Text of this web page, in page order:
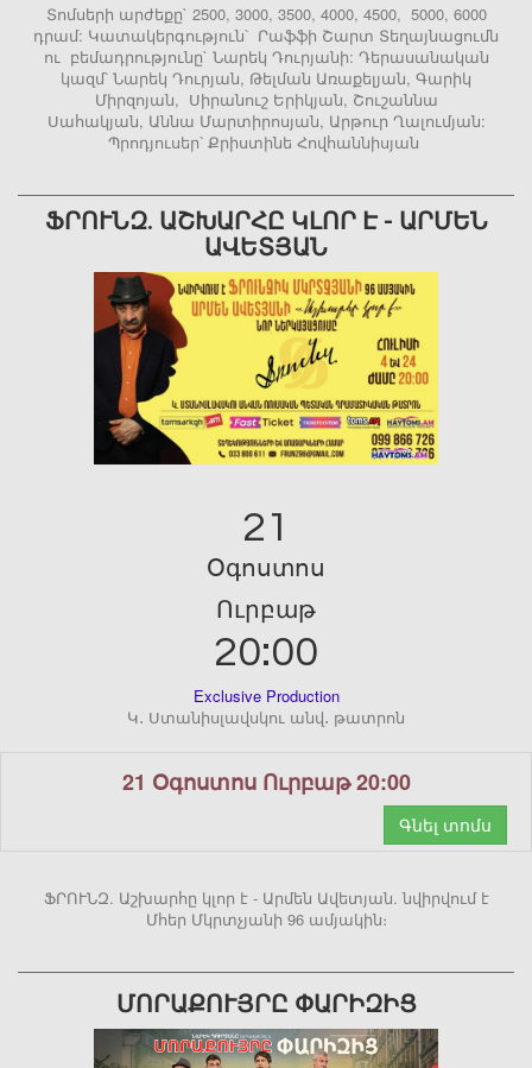
Տոմսերի արժեքը` 2500, 3000, 3500, 4000, 4500, 5000, 6000
դրամ: Կատակերգություն՝ Րաֆֆի Շարտ Տեղայնացումն
ու բեմադրությունը` Նարեկ Դուրյանի: Դերասանական
կազմ՝ Նարեկ Դուրյան, Թելման Առաքելյան, Գարիկ
Միրզոյան, Սիրանուշ Երիկյան, Շուշաննա
Սահակյան, Աննա Մարտիրոսյան, Արթուր Ղալումյան:
Պրոդյուսեր՝ Քրիստինե Հովհաննիսյան
ՖՐՈՒՆԶ. ԱՇԽԱՐՀԸ ԿԼՈՐ Է - ԱՐՄԵՆ
ԱՎԵՏՅԱՆ
21
Օգոստոս
Ուրբաթ
20:00
Exclusive Production
Կ․ Ստանիսլավսկու անվ․ թատրոն
21 Օգոստոս Ուրբաթ 20:00
Գնել տոմս
ՖՐՈՒՆԶ. Աշխարհը կլոր է - Արմեն Ավետյան. նվիրվում է
Մհեր Մկրտչյանի 96 ամյակին։
ՄՈՐԱՔՈՒՅՐԸ ՓԱՐԻԶԻՑ